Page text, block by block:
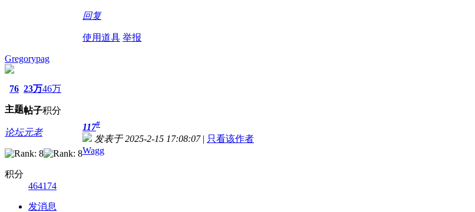
回复
使用道具 举报
Gregorypag
76
主题
23万
帖子
46万
积分
论坛元老
积分
464174
发消息
117#
发表于 2025-2-15 17:08:07 | 只看该作者
Wagg